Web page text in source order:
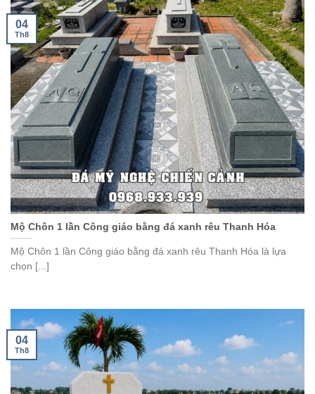
Mộ Chôn 1 lần Công giáo bằng đá xanh rêu Thanh Hóa
Mộ Chôn 1 lần Công giáo bằng đá xanh rêu Thanh Hóa là lựa
chọn [...]
04
Th8
04
Th8